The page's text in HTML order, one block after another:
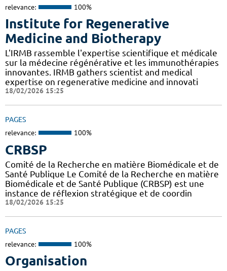
relevance: 100%
Institute for Regenerative
Medicine and Biotherapy
L'IRMB rassemble l'expertise scientifique et médicale
sur la médecine régénérative et les immunothérapies
innovantes. IRMB gathers scientist and medical
expertise on regenerative medicine and innovati
18/02/2026 15:25
PAGES
relevance: 100%
CRBSP
Comité de la Recherche en matière Biomédicale et de
Santé Publique Le Comité de la Recherche en matière
Biomédicale et de Santé Publique (CRBSP) est une
instance de réflexion stratégique et de coordin
18/02/2026 15:25
PAGES
relevance: 100%
Organisation